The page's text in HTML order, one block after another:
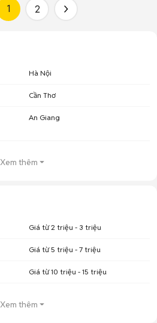
1 2
Hà Nội
Cần Thơ
An Giang
Xem thêm
Giá từ 2 triệu - 3 triệu
Giá từ 5 triệu - 7 triệu
Giá từ 10 triệu - 15 triệu
Xem thêm